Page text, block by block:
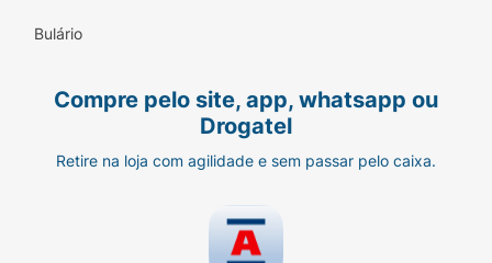
Bulário
Compre pelo site, app, whatsapp ou
Drogatel
Retire na loja com agilidade e sem passar pelo caixa.